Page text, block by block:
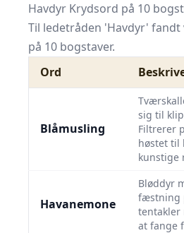
Havdyr Krydsord på 10
Til ledetråden 'Havdyr' fandt
på 10 bogstaver.
Ord
Blåmusling
sig til
Filtrerer
høstet til
kunstige
Havanemone
Bløddyr
fæstning
tentakler
at fange